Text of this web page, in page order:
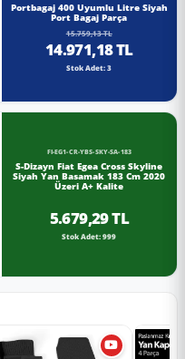
Portbagaj 400 Uyumlu Litre Siyah
Port Bagaj Parça
15.759,13 TL
14.971,18 TL
Stok Adet: 3
FI-EG1-CR-YBS-SKY-SA-183
S-Dizayn Fiat Egea Cross Skyline
Siyah Yan Basamak 183 Cm 2020
Üzeri A+ Kalite
5.679,29 TL
Stok Adet: 999